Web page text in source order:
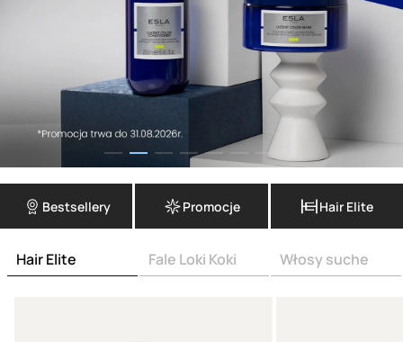
Bestsellery Promocje Hair Elite
Hair Elite Fale Loki Koki Włosy suche